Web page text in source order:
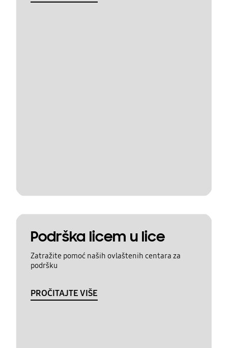
Podrška licem u lice
Zatražite pomoć naših ovlaštenih centara za
podršku
PROČITAJTE VIŠE